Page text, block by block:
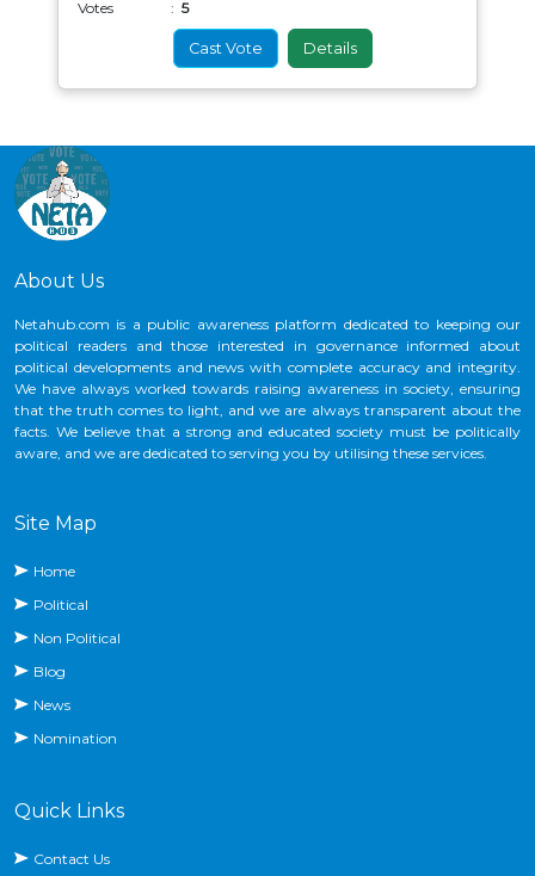
Votes : 5
Cast Vote Details
About Us
Netahub.com is a public awareness platform dedicated to keeping our
political readers and those interested in governance informed about
political developments and news with complete accuracy and integrity.
We have always worked towards raising awareness in society, ensuring
that the truth comes to light, and we are always transparent about the
facts. We believe that a strong and educated society must be politically
aware, and we are dedicated to serving you by utilising these services.
Site Map
Home
Political
Non Political
Blog
News
Nomination
Quick Links
Contact Us